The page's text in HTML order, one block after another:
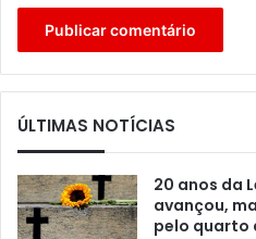
ÚLTIMAS NOTÍCIAS
20 anos da
avançou,
pelo quarto